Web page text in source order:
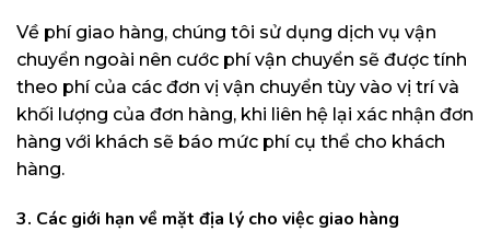
Về phí giao hàng, chúng tôi sử dụng dịch vụ vận
chuyển ngoài nên cước phí vận chuyển sẽ được tính
theo phí của các đơn vị vận chuyển tùy vào vị trí và
khối lượng của đơn hàng, khi liên hệ lại xác nhận đơn
hàng với khách sẽ báo mức phí cụ thể cho khách
hàng.
3. Các giới hạn về mặt địa lý cho việc giao hàng